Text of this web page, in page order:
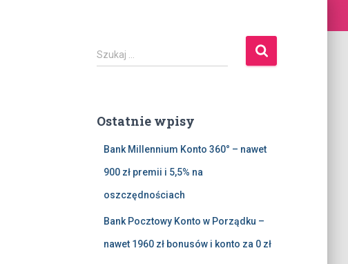
S
z
j
Szukaj …
Ostatnie wpisy
Bank Millennium Konto 360° – nawet
900 zł premii i 5,5% na
oszczędnościach
Bank Pocztowy Konto w Porządku –
nawet 1960 zł bonusów i konto za 0 zł